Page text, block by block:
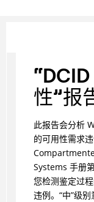
性”报
此报告会分析
的可用性需求
Systems 手册
您检测鉴定过
违例。“中”级